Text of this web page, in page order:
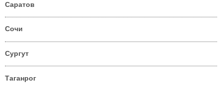
Саратов
Сочи
Сургут
Таганрог